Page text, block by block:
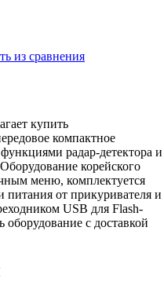
из сравнения
купить
компактное
радар-детектора и
корейского
меню, комплектуется
питания от прикуривателя и
USB для Flash-
с доставкой